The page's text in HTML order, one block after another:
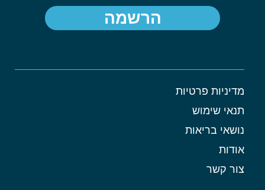
מדיניות פרטיות
תנאי שימוש
נושאי בריאות
אודות
צור קשר
הרשמה